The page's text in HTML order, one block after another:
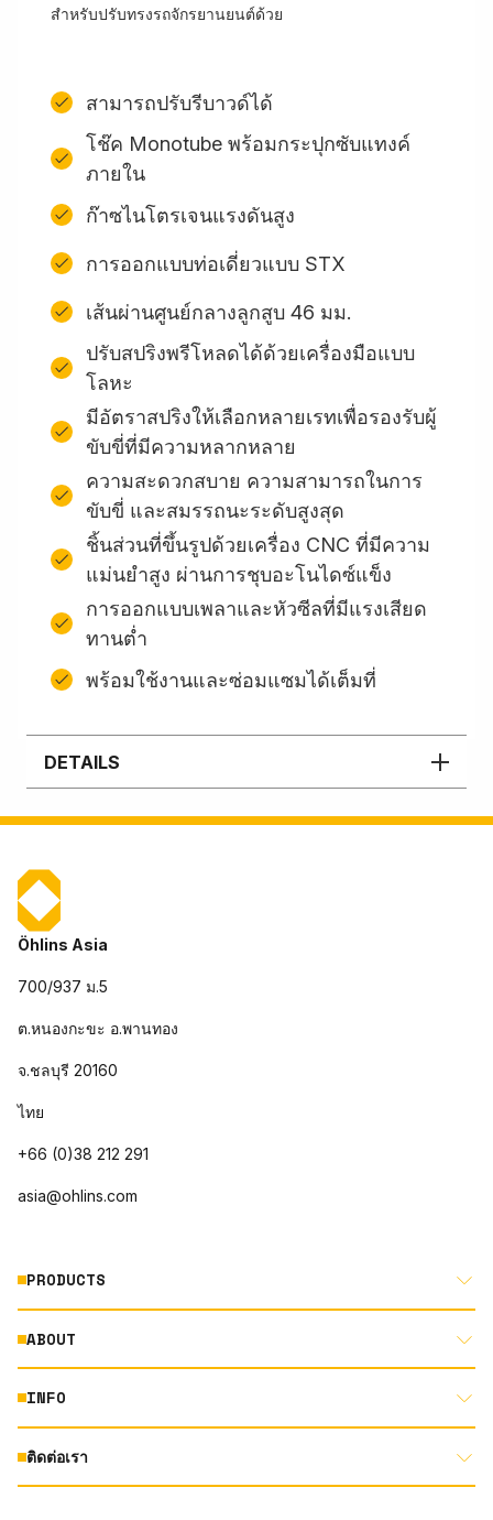
สำหรับปรับทรงรถจักรยานยนต์ด้วย
สามารถปรับรีบาวด์ได้
โช๊ค Monotube พร้อมกระปุกซับแทงค์
ภายใน
ก๊าซไนโตรเจนแรงดันสูง
การออกแบบท่อเดี่ยวแบบ STX
เส้นผ่านศูนย์กลางลูกสูบ 46 มม.
ปรับสปริงพรีโหลดได้ด้วยเครื่องมือแบบ
โลหะ
มีอัตราสปริงให้เลือกหลายเรทเพื่อรองรับผู้
ขับขี่ที่มีความหลากหลาย
ความสะดวกสบาย ความสามารถในการ
ขับขี่ และสมรรถนะระดับสูงสุด
ชิ้นส่วนที่ขึ้นรูปด้วยเครื่อง CNC ที่มีความ
แม่นยำสูง ผ่านการชุบอะโนไดซ์แข็ง
การออกแบบเพลาและหัวซีลที่มีแรงเสียด
ทานต่ำ
พร้อมใช้งานและซ่อมแซมได้เต็มที่
DETAILS
Öhlins Asia
700/937 ม.5
ต.หนองกะขะ อ.พานทอง
จ.ชลบุรี 20160
ไทย
+66 (0)38 212 291
asia@ohlins.com
PRODUCTS
MOTORCYCLE
AUTOMOTIVE
ABOUT
ABOUT US
RACING
INFO
DOCUMENT LIBRARY
ติดต่อเรา